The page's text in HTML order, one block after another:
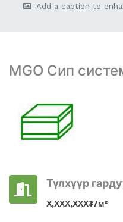
Add a caption to
MGO Сип
Түлхүүр
Х,ХХХ,ХХХ₮/м²